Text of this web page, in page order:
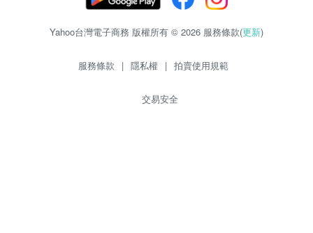
Yahoo台灣電子商務 版權所有 © 2026 服務條款(更新)
服務條款 | 隱私權 | 拍賣使用規範
交易安全